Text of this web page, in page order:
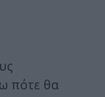
πότε θα